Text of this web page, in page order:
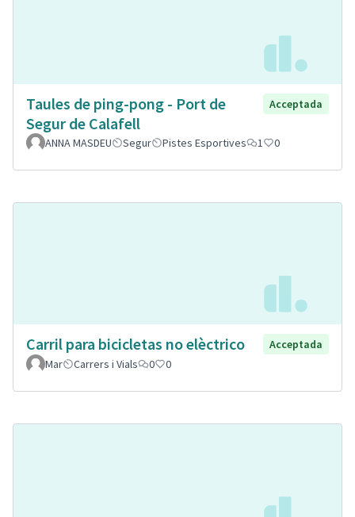
Taules de ping-pong - Port de
Segur de Calafell
Acceptada
ANNA MASDEU Segur Pistes Esportives 1 0
Carril para bicicletas no elèctrico
Acceptada
Mar
Carrers i Vials 0 0